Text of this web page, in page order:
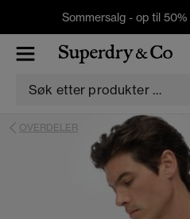
Sommersalg - op til
OVERDELER